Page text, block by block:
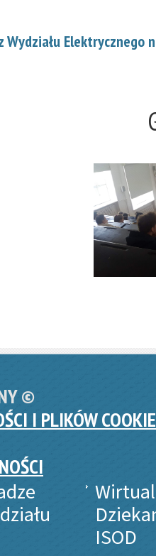
Wydziału
©
I PLIKÓW
ISOD